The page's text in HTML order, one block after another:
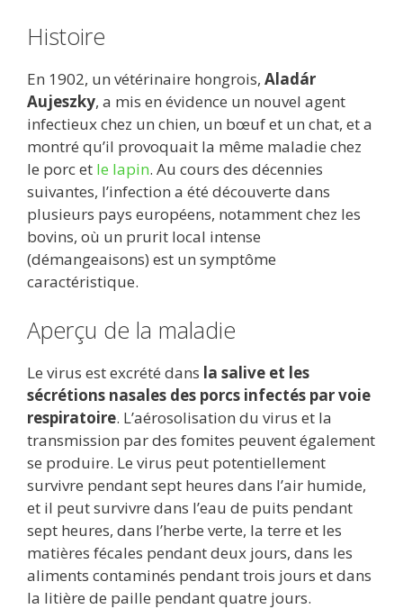
Histoire
En 1902, un vétérinaire hongrois, Aladár
Aujeszky, a mis en évidence un nouvel agent
infectieux chez un chien, un bœuf et un chat, et a
montré qu’il provoquait la même maladie chez
le porc et le lapin. Au cours des décennies
suivantes, l’infection a été découverte dans
plusieurs pays européens, notamment chez les
bovins, où un prurit local intense
(démangeaisons) est un symptôme
caractéristique.
Aperçu de la maladie
Le virus est excrété dans la salive et les
sécrétions nasales des porcs infectés par voie
respiratoire. L’aérosolisation du virus et la
transmission par des fomites peuvent également
se produire. Le virus peut potentiellement
survivre pendant sept heures dans l’air humide,
et il peut survivre dans l’eau de puits pendant
sept heures, dans l’herbe verte, la terre et les
matières fécales pendant deux jours, dans les
aliments contaminés pendant trois jours et dans
la litière de paille pendant quatre jours.